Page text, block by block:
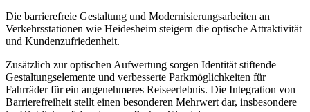
Die barrierefreie Gestaltung und Modernisierungsarbeiten an
Verkehrsstationen wie Heidesheim steigern die optische Attraktivität
und Kundenzufriedenheit.
Zusätzlich zur optischen Aufwertung sorgen Identität stiftende
Gestaltungselemente und verbesserte Parkmöglichkeiten für
Fahrräder für ein angenehmeres Reiseerlebnis. Die Integration von
Barrierefreiheit stellt einen besonderen Mehrwert dar, insbesondere